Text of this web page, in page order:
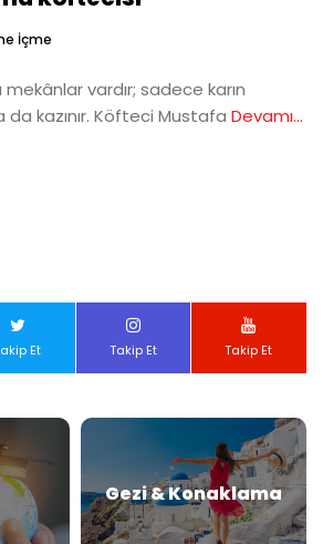
İçme
mekânlar vardır; sadece karın
kazınır. Köfteci Mustafa Devamı...
Et Takip Et Takip Et
Gezi & Konaklama